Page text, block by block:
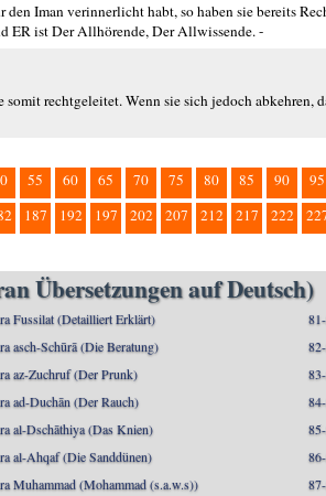
Iman verinnerlicht habt, so haben sie bereits
ER ist Der Allhörende, Der Allwissende. -
rechtgeleitet. Wenn sie sich jedoch
55 60 65 70 75 80 85 90 95
187 192 197 202 207 212 217 222
Übersetzungen auf Deutsch)
Fussilat (Detailliert Erklärt)
asch-Schūrā (Die Beratung)
az-Zuchruf (Der Prunk)
ad-Duchān (Der Rauch)
al-Dschāthiya (Das Knien)
al-Ahqaf (Die Sanddünen)
Muhammad (Mohammad (s.a.w.s))